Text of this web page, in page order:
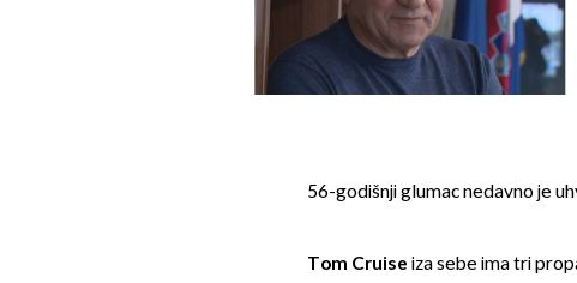
56-godišnji glumac nedavno je
Tom Cruise iza sebe ima tri